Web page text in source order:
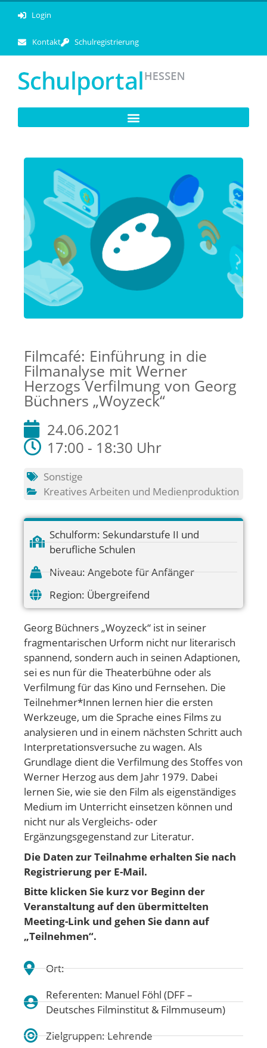
Login
Kontakt Schulregistrierung
Filmcafé: Einführung in die
Filmanalyse mit Werner
Herzogs Verfilmung von Georg
Büchners „Woyzeck“
24.06.2021
17:00 - 18:30 Uhr
Sonstige
Kreatives Arbeiten und Medienproduktion
Schulform: Sekundarstufe II und
berufliche Schulen
Niveau: Angebote für Anfänger
Region: Übergreifend
Georg Büchners „Woyzeck“ ist in seiner
fragmentarischen Urform nicht nur literarisch
spannend, sondern auch in seinen Adaptionen,
sei es nun für die Theaterbühne oder als
Verfilmung für das Kino und Fernsehen. Die
Teilnehmer*Innen lernen hier die ersten
Werkzeuge, um die Sprache eines Films zu
analysieren und in einem nächsten Schritt auch
Interpretationsversuche zu wagen. Als
Grundlage dient die Verfilmung des Stoffes von
Werner Herzog aus dem Jahr 1979. Dabei
lernen Sie, wie sie den Film als eigenständiges
Medium im Unterricht einsetzen können und
nicht nur als Vergleichs- oder
Ergänzungsgegenstand zur Literatur.
Die Daten zur Teilnahme erhalten Sie nach
Registrierung per E-Mail.
Bitte klicken Sie kurz vor Beginn der
Veranstaltung auf den übermittelten
Meeting-Link und gehen Sie dann auf
„Teilnehmen“.
Ort:
Referenten: Manuel Föhl (DFF –
Deutsches Filminstitut & Filmmuseum)
Zielgruppen: Lehrende